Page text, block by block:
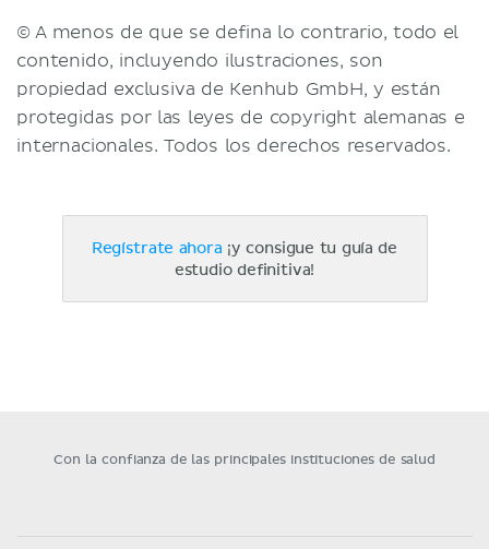
© A menos de que se defina lo contrario, todo el
contenido, incluyendo ilustraciones, son
propiedad exclusiva de Kenhub GmbH, y están
protegidas por las leyes de copyright alemanas e
internacionales. Todos los derechos reservados.
Regístrate ahora ¡y consigue tu guía de
estudio definitiva!
Con la confianza de las principales instituciones de salud